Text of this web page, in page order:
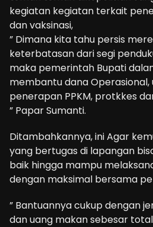
kegiatan kegiatan terkait
dan vaksinasi,
” Dimana kita tahu persis
keterbatasan dari segi
maka pemerintah Bupati
membantu dana
penerapan PPKM, protkkes
” Papar Sumanti.
Ditambahkannya, ini Agar
yang bertugas di lapangan
baik hingga mampu
dengan maksimal bersama
” Bantuannya cukup dengan
dan uang makan sebesar